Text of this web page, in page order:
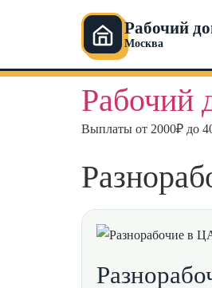
Рабочий
Москва
Перейти
Рабочий
Выплаты от 2000₽ до